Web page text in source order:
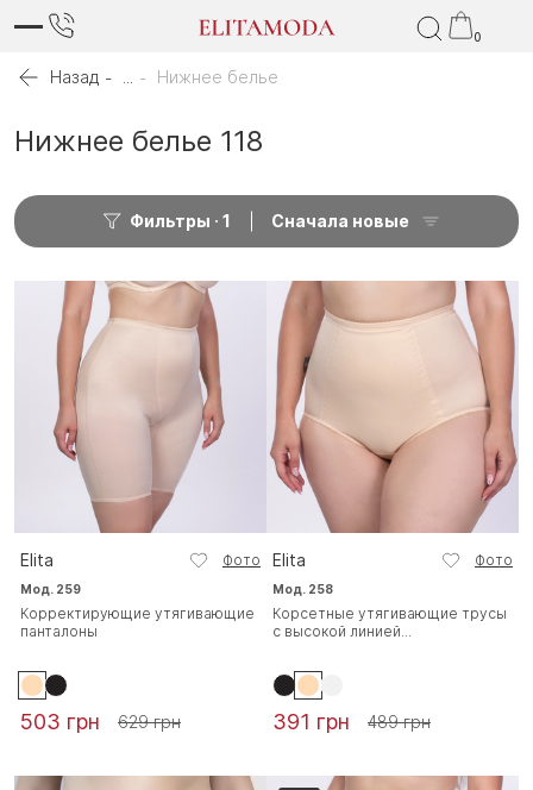
0
Назад Нижнее белье
Нижнее белье 118
Фильтры 1 Сначала новые
Elita Фото
Мод. 259
Корректирующие утягивающие
панталоны
503 грн 629 грн
Elita Фото
Мод. 258
Корсетные утягивающие трусы
с высокой линией...
391 грн 489 грн